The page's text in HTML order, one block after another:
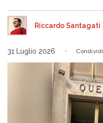
Riccardo Santagati
31 Luglio 2026 Condividi